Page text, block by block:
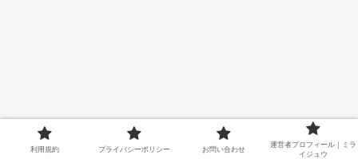
利用規約 プライバシーポリシー お問い合わせ
運営者プロフィール｜ミラ
イジュウ